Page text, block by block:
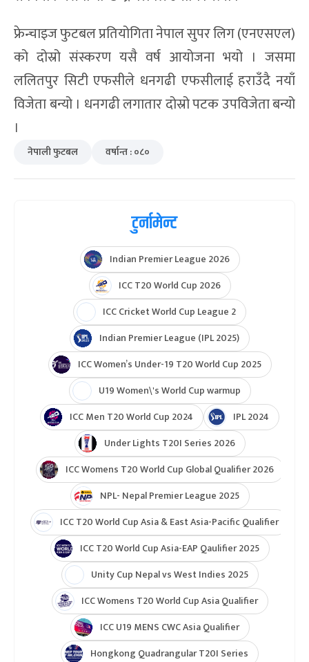
फ्रेन्चाइज फुटबल प्रतियोगिता नेपाल सुपर लिग (एनएसएल)
को दोस्रो संस्करण यसै वर्ष आयोजना भयो । जसमा
ललितपुर सिटी एफसीले धनगढी एफसीलाई हराउँदै नयाँ
विजेता बन्यो । धनगढी लगातार दोस्रो पटक उपविजेता बन्यो
।
नेपाली फुटबल वर्षान्त : ०८०
टुर्नामेन्ट
Indian Premier League 2026
ICC T20 World Cup 2026
ICC Cricket World Cup League 2
Indian Premier League (IPL 2025)
ICC Women’s Under-19 T20 World Cup 2025
U19 Women\'s World Cup warmup
ICC Men T20 World Cup 2024
IPL 2024
Under Lights T20I Series 2026
ICC Womens T20 World Cup Global Qualifier 2026
NPL- Nepal Premier League 2025
ICC T20 World Cup Asia & East Asia-Pacific Qualifier
ICC T20 World Cup Asia-EAP Qaulifier 2025
Unity Cup Nepal vs West Indies 2025
ICC Womens T20 World Cup Asia Qualifier
ICC U19 MENS CWC Asia Qualifier
Hongkong Quadrangular T20I Series